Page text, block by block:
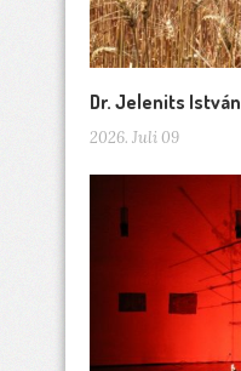
Dr. Jelenits
2026. Juli 09